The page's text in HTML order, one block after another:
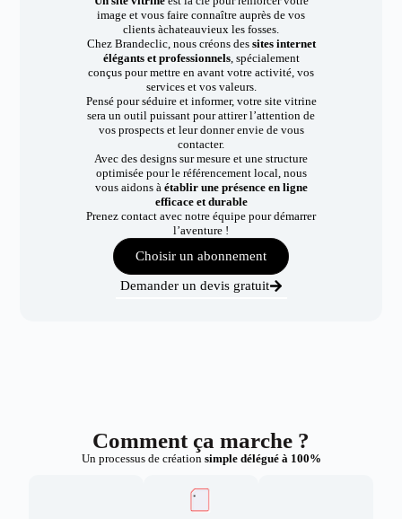
image et vous faire connaître auprès de vos
clients àchateauvieux les fosses.
Chez Brandeclic, nous créons dessites internet
élégants et professionnels, spécialement
conçus pour mettre en avant votre activité, vos
services et vos valeurs.
Pensé pour séduire et informer, votre site vitrine
sera un outil puissant pour attirer l’attention de
vos prospects et leur donner envie de vous
contacter.
Avec des designs sur mesure et une structure
optimisée pour le référencement local, nous
vous aidons à établir une présence en ligne
efficace et durable
Prenez contact avec notre équipe pour démarrer
l’aventure !
Choisir un abonnement
Demander un devis gratuit
Comment ça marche ?
Un processus de création simple délégué à 100%